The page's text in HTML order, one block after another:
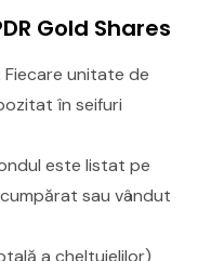
Gold Shares
Fiecare unitate de
în seifuri
este listat pe
sau vândut
a cheltuielilor)